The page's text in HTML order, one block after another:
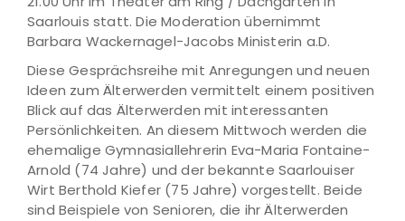
Saarlouis statt. Die Moderation übernimmt
Barbara Wackernagel-Jacobs Ministerin a.D.
Diese Gesprächsreihe mit Anregungen und neuen
Ideen zum Älterwerden vermittelt einem positiven
Blick auf das Älterwerden mit interessanten
Persönlichkeiten. An diesem Mittwoch werden die
ehemalige Gymnasiallehrerin Eva-Maria Fontaine-
Arnold (74 Jahre) und der bekannte Saarlouiser
Wirt Berthold Kiefer (75 Jahre) vorgestellt. Beide
sind Beispiele von Senioren, die ihr Älterwerden